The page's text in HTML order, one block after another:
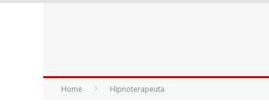
Home Hipnoterapeuta